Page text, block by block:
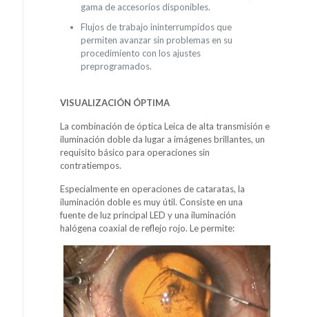
gama de accesorios disponibles.
Flujos de trabajo ininterrumpidos que
permiten avanzar sin problemas en su
procedimiento con los ajustes
preprogramados.
VISUALIZACIÓN ÓPTIMA
La combinación de óptica Leica de alta transmisión e
iluminación doble da lugar a imágenes brillantes, un
requisito básico para operaciones sin
contratiempos.
Especialmente en operaciones de cataratas, la
iluminación doble es muy útil. Consiste en una
fuente de luz principal LED y una iluminación
halógena coaxial de reflejo rojo. Le permite: